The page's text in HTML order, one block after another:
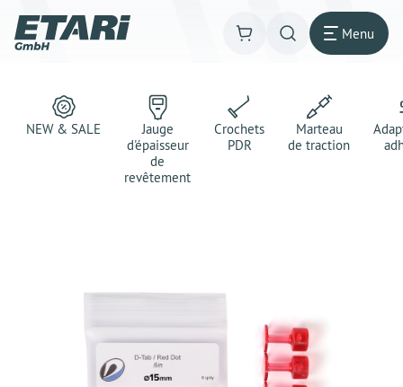
Menu
NEW & SALE
Jauge
d'épaisseur
de
revêtement
Crochets
PDR
Marteau
de traction